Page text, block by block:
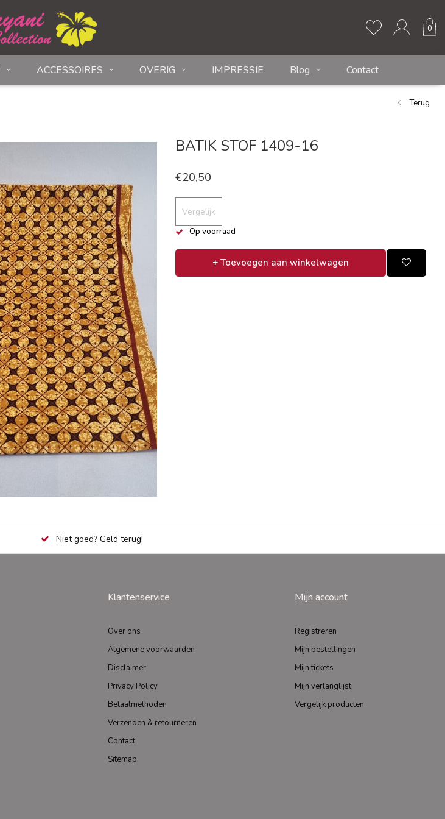
0
ACCESSOIRES OVERIG IMPRESSIE Blog Contact
Terug
BATIK STOF 1409-16
€20,50
Vergelijk
Op voorraad
+ Toevoegen aan winkelwagen
Niet goed? Geld terug!
Klantenservice
Over ons
Algemene voorwaarden
Disclaimer
Privacy Policy
Betaalmethoden
Verzenden & retourneren
Contact
Sitemap
Mijn account
Registreren
Mijn bestellingen
Mijn tickets
Mijn verlanglijst
Vergelijk producten